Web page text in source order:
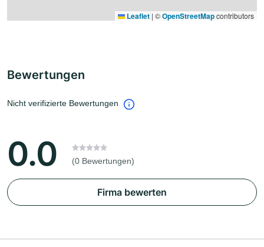
Leaflet | ©OpenStreetMapcontributors
Bewertungen
Nicht verifizierte Bewertungen
0.0 (0 Bewertungen)
Firma bewerten